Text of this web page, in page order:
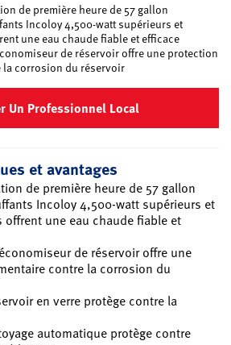
de première heure de 57 gallon
Incoloy 4,500-watt supérieurs et
une eau chaude fiable et efficace
de réservoir offre une protection
corrosion du réservoir
Un Professionnel Local
et avantages
de première heure de 57 gallon
Incoloy 4,500-watt supérieurs et
une eau chaude fiable et
de réservoir offre une
contre la corrosion du
en verre protège contre la
automatique protège contre